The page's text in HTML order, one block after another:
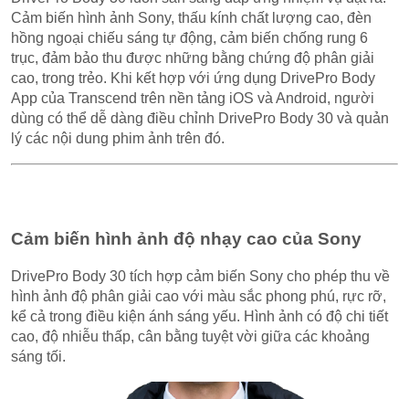
Cảm biến hình ảnh Sony, thấu kính chất lượng cao, đèn
hồng ngoại chiếu sáng tự động, cảm biến chống rung 6
trục, đảm bảo thu được những bằng chứng độ phân giải
cao, trong trẻo. Khi kết hợp với ứng dụng DrivePro Body
App của Transcend trên nền tảng iOS và Android, người
dùng có thể dễ dàng điều chỉnh DrivePro Body 30 và quản
lý các nội dung phim ảnh trên đó.
Cảm biến hình ảnh độ nhạy cao của Sony
DrivePro Body 30 tích hợp cảm biến Sony cho phép thu về
hình ảnh độ phân giải cao với màu sắc phong phú, rực rỡ,
kể cả trong điều kiện ánh sáng yếu. Hình ảnh có độ chi tiết
cao, độ nhiễu thấp, cân bằng tuyệt vời giữa các khoảng
sáng tối.